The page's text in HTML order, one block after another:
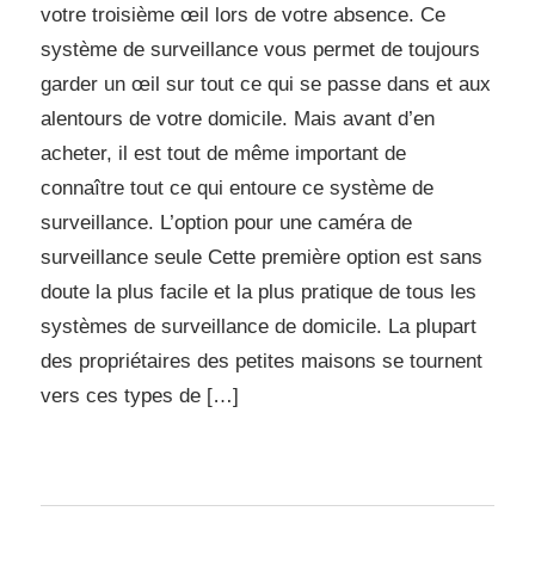
votre troisième œil lors de votre absence. Ce
système de surveillance vous permet de toujours
garder un œil sur tout ce qui se passe dans et aux
alentours de votre domicile. Mais avant d’en
acheter, il est tout de même important de
connaître tout ce qui entoure ce système de
surveillance. L’option pour une caméra de
surveillance seule Cette première option est sans
doute la plus facile et la plus pratique de tous les
systèmes de surveillance de domicile. La plupart
des propriétaires des petites maisons se tournent
vers ces types de […]